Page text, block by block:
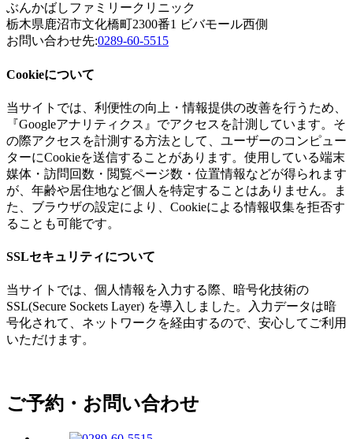
ぶんかばしファミリークリニック
栃木県鹿沼市文化橋町2300番1 ビバモール西側
お問い合わせ先:0289-60-5515
Cookieについて
当サイトでは、利便性の向上・情報提供の改善を行うため、
『Googleアナリティクス』でアクセスを計測しています。そ
の際アクセスを計測する方法として、ユーザーのコンピュー
ターにCookieを送信することがあります。使用している端末
媒体・訪問回数・閲覧ページ数・位置情報などが得られます
が、年齢や居住地など個人を特定することはありません。ま
た、ブラウザの設定により、Cookieによる情報収集を拒否す
ることも可能です。
SSLセキュリティについて
当サイトでは、個人情報を入力する際、暗号化技術の
SSL(Secure Sockets Layer) を導入しました。入力データは暗
号化されて、ネットワークを経由するので、安心してご利用
いただけます。
ご予約・お問い合わせ